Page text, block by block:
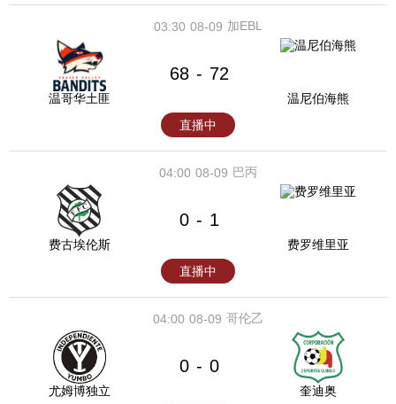
08-09
03:30 加EBL
温哥华土匪
68 - 72
温尼伯海熊
直播中
08-09
04:00 巴丙
费古埃伦斯
0 - 1
费罗维里亚
直播中
08-09
04:00 哥伦乙
尤姆博独立
0 - 0
奎迪奥